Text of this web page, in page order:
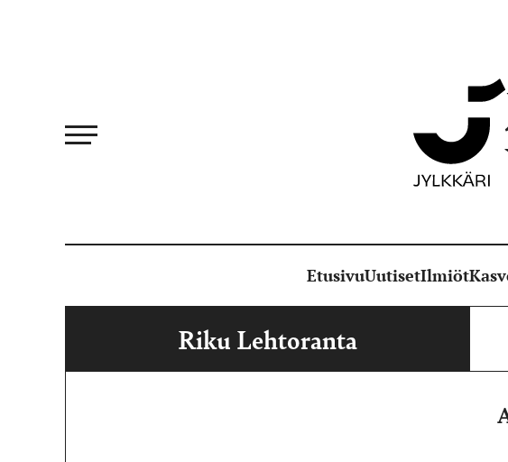
EtusivuUutisetIlmiöt
Riku Lehtoranta